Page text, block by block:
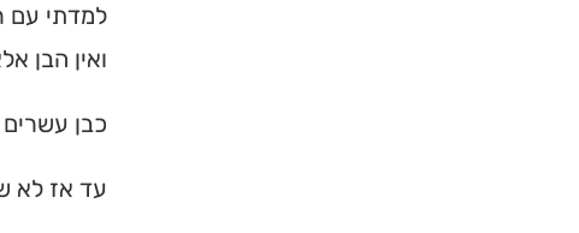
למדתי עם
ואין הבן
כבן
עד אז לא
ברסלב בארץ ובעולם!